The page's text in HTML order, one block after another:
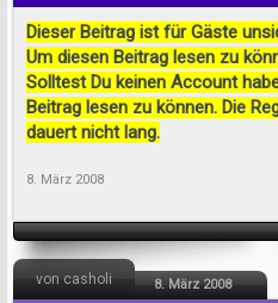
Dieser Beitrag ist für Gäste
Um diesen Beitrag lesen zu
Solltest Du keinen Account
Beitrag lesen zu können. Die
dauert nicht lang.
8. März 2008
von casholi 8. März 2008